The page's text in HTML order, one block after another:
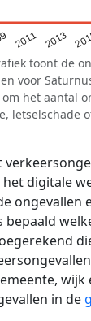
2011 2013
toont de
voor
het aantal
letselschade
digitale
ongevallen
bepaald
in de